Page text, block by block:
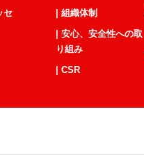
セ
| 組織体制
| 安心、安全性への取
り組み
| CSR